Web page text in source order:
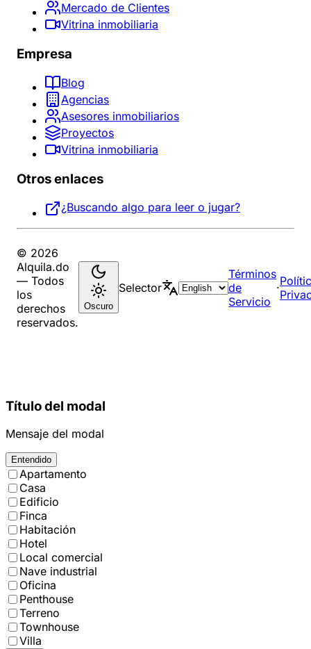
Mercado de Clientes
Vitrina inmobiliaria
Empresa
Blog
Agencias
Asesores inmobiliarios
Proyectos
Vitrina inmobiliaria
Otros enlaces
¿Buscando algo para leer o jugar?
© 2026
Alquila.do
— Todos
los
derechos
reservados.
Oscuro
Selector
Términos
de
Servicio
·
Título del modal
Mensaje del modal
Entendido
Apartamento
Casa
Edificio
Finca
Habitación
Hotel
Local comercial
Nave industrial
Oficina
Penthouse
Terreno
Townhouse
Villa